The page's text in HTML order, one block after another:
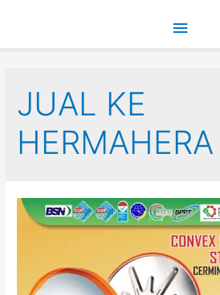
Main
JUAL KE
HERMAHERA